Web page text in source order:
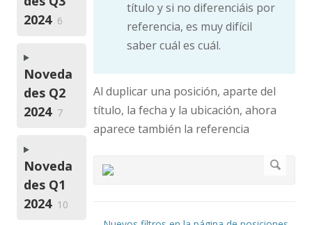
título y si no diferenciáis por
referencia, es muy difícil
saber cuál es cuál.
Al duplicar una posición, aparte del
título, la fecha y la ubicación, ahora
aparece también la referencia
2024 6
Noveda
des Q2
2024 7
Noveda
des Q1
2024 10